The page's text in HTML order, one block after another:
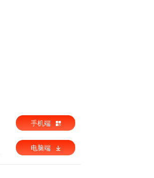
手机端
电脑端